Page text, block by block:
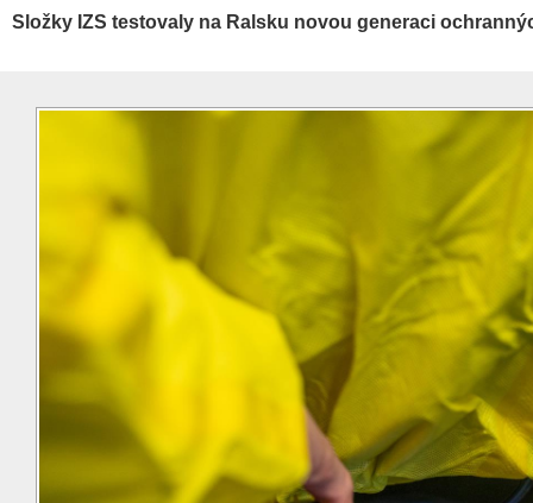
Složky IZS testovaly na Ralsku novou generaci